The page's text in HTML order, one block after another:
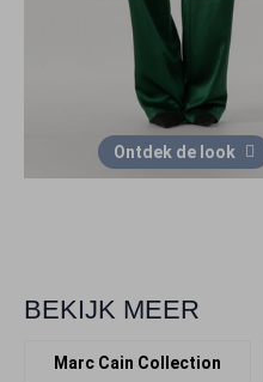
Ontdek de look
BEKIJK MEER
Marc Cain Collection